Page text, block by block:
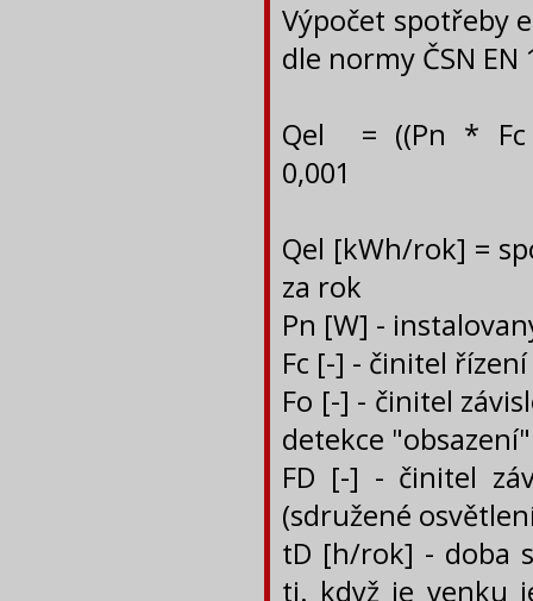
Výpočet spotřeby
dle normy ČSN EN
Qel = ((Pn *
0,001
Qel [kWh/rok] =
za rok
Pn [W] -
Fc [-] - činitel
Fo [-] - činitel
detekce "obsazení"
FD [-] - činitel
(sdružené
tD [h/rok] - doba
tj. když je venku